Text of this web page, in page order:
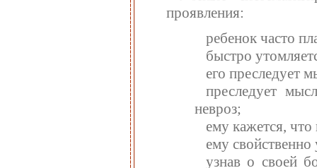
проявления:
ребенок часто
быстро
его преследует
преследует
невроз;
ему кажется,
ему
узнав о своей